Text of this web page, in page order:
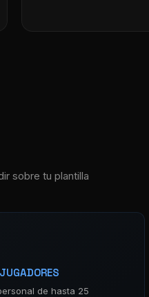
sobre tu plantilla
de hasta 25